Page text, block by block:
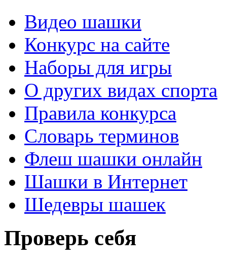
Видео шашки
Конкурс на сайте
Наборы для игры
О других видах спорта
Правила конкурса
Словарь терминов
Флеш шашки онлайн
Шашки в Интернет
Шедевры шашек
Проверь себя